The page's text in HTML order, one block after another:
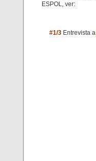
ESPOL, ver:
#1/3Entrevista a